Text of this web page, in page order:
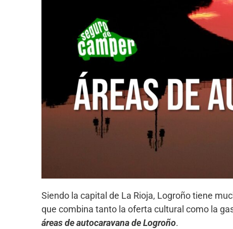
Siendo la capital de La Rioja, Logroño tiene
que combina tanto la oferta cultural como la
áreas de autocaravana de Logroño.